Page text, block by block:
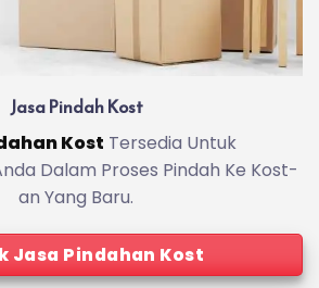
Jasa Pindah Kost
Kost Tersedia Untuk
Dalam Proses Pindah Ke Kost-
an Yang Baru.
Jasa Pindahan Kost